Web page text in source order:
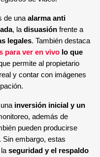
de una alarma anti
, la disuasión frente a
legales. También destaca
para ver en vivo lo que
permite al propietario
y contar con imágenes
inversión inicial y un
además de
pueden producirse
embargo, estas
seguridad y el respaldo